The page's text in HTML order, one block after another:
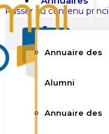
Passer au contenu
Annuaire des
Alumni
Annuaire des